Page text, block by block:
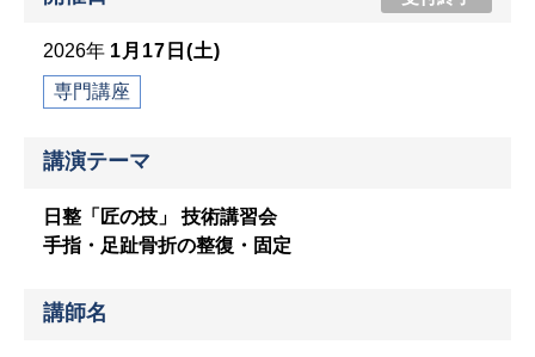
2026年 1月17日(土)
専門講座
講演テーマ
日整「匠の技」 技術講習会
手指・足趾骨折の整復・固定
講師名